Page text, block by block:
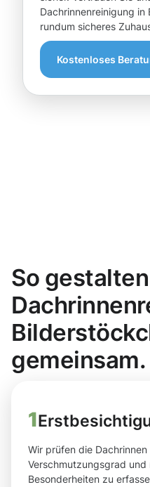
Dachrinnenreinigung
rundum sicheres
Kostenloses
So
gemeinsam.
1
Wir prüfen die
Verschmutzungsgrad
Besonderheiten zu